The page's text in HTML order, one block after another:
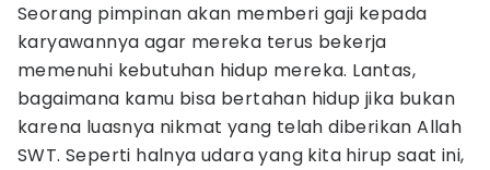
Seorang pimpinan akan memberi gaji kepada
karyawannya agar mereka terus bekerja
memenuhi kebutuhan hidup mereka. Lantas,
bagaimana kamu bisa bertahan hidup jika bukan
karena luasnya nikmat yang telah diberikan Allah
SWT. Seperti halnya udara yang kita hirup saat ini,